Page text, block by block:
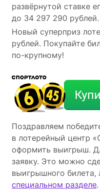
развёрнутой ставке
до 34 297 290 рублей.
Новый суперприз
рублей. Покупайте
по-крупному!
Поздравляем
в лотерейный центр
оформить выигрыш.
заявку. Это можно
выигрышного билета,
специальном разделе